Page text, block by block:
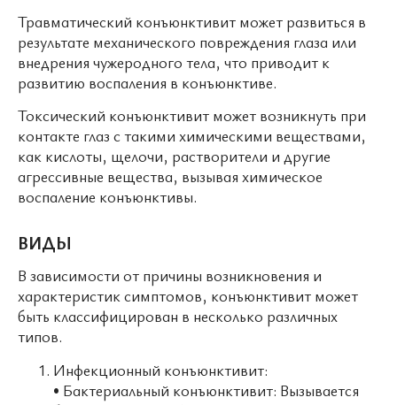
Травматический конъюнктивит может развиться в
результате механического повреждения глаза или
внедрения чужеродного тела, что приводит к
развитию воспаления в конъюнктиве.
Токсический конъюнктивит может возникнуть при
контакте глаз с такими химическими веществами,
как кислоты, щелочи, растворители и другие
агрессивные вещества, вызывая химическое
воспаление конъюнктивы.
ВИДЫ
В зависимости от причины возникновения и
характеристик симптомов, конъюнктивит может
быть классифицирован в несколько различных
типов.
Инфекционный конъюнктивит:
• Бактериальный конъюнктивит: Вызывается